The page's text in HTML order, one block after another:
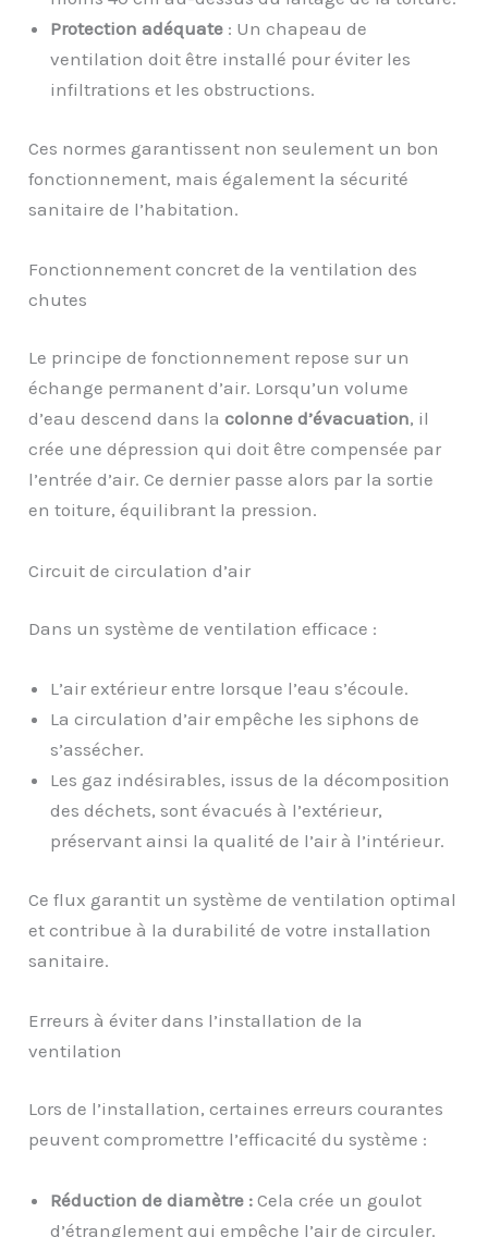
Protection adéquate : Un chapeau de
ventilation doit être installé pour éviter les
infiltrations et les obstructions.
Ces normes garantissent non seulement un bon
fonctionnement, mais également la sécurité
sanitaire de l’habitation.
Fonctionnement concret de la ventilation des
chutes
Le principe de fonctionnement repose sur un
échange permanent d’air. Lorsqu’un volume
d’eau descend dans lacolonne d’évacuation, il
crée une dépression qui doit être compensée par
l’entrée d’air. Ce dernier passe alors par la sortie
en toiture, équilibrant la pression.
Circuit de circulation d’air
Dans un système de ventilation efficace :
L’air extérieur entre lorsque l’eau s’écoule.
La circulation d’air empêche les siphons de
s’assécher.
Les gaz indésirables, issus de la décomposition
des déchets, sont évacués à l’extérieur,
préservant ainsi la qualité de l’air à l’intérieur.
Ce flux garantit un système de ventilation optimal
et contribue à la durabilité de votre installation
sanitaire.
Erreurs à éviter dans l’installation de la
ventilation
Lors de l’installation, certaines erreurs courantes
peuvent compromettre l’efficacité du système :
Réduction de diamètre : Cela crée un goulot
d’étranglement qui empêche l’air de circuler.